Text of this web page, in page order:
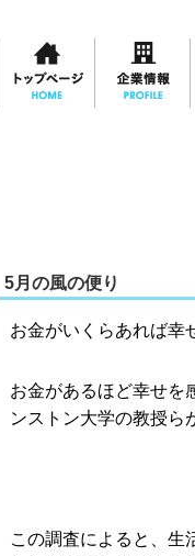
5月の風の便り
お金がいくらあれば幸
お金があるほど幸せを
ンストン大学の教授ら
この調査によると、生